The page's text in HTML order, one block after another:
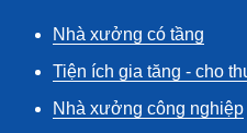
Nhà xưởng có tầng
Tiện ích gia tăng - cho
Nhà xưởng công nghiệp